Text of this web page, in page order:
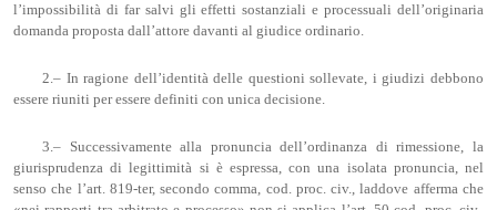
l’impossibilità di far salvi gli effetti sostanziali e processuali dell’originaria
domanda proposta dall’attore davanti al giudice ordinario.
2.– In ragione dell’identità delle questioni sollevate, i giudizi debbono
essere riuniti per essere definiti con unica decisione.
3.– Successivamente alla pronuncia dell’ordinanza di rimessione, la
giurisprudenza di legittimità si è espressa, con una isolata pronuncia, nel
senso che l’art. 819-ter, secondo comma, cod. proc. civ., laddove afferma che